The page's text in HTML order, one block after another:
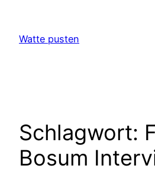
springen
Watte pusten
Schlagwort:
Bosum